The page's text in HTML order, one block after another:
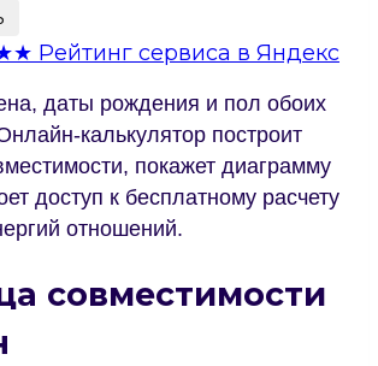
Рейтинг сервиса в Яндекс
даты рождения и пол обоих
калькулятор построит
покажет диаграмму
доступ к бесплатному расчету
отношений.
совместимости